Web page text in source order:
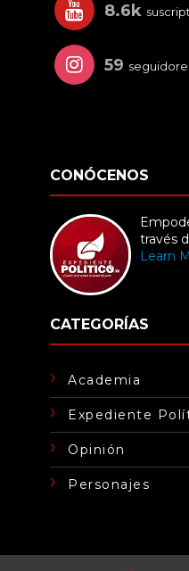
8.6k
59
CONÓCENOS
través
Learn
CATEGORÍAS
Academia
Expediente
Opinión
Personajes